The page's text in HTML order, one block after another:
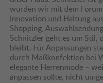
wurden wir mit dem
Innovation und Haltung
Shopping,
Schnitzler geht es um Stil,
bleibt. Für Anpassungen
durch Maßkonfektion bei
elegante Herrenmode –
anpassen sollte, nicht